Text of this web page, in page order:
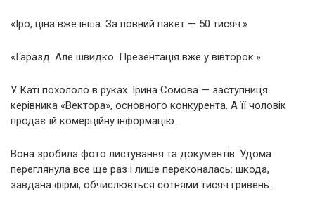
«Іро, ціна вже інша. За повний пакет — 50 тисяч.»
«Гаразд. Але швидко. Презентація вже у вівторок.»
У Каті похололо в руках. Ірина Сомова — заступниця
керівника «Вектора», основного конкурента. А її чоловік
продає їй комерційну інформацію…
Вона зробила фото листування та документів. Удома
переглянула все ще раз і лише переконалась: шкода,
завдана фірмі, обчислюється сотнями тисяч гривень.